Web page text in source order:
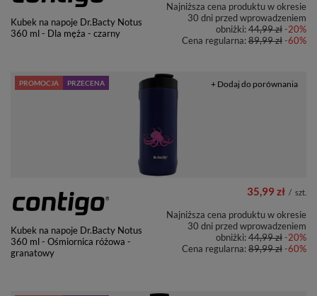
Kubek na napoje Dr.Bacty Notus
360 ml - Dla męża - czarny
Najniższa cena produktu w okresie
30 dni przed wprowadzeniem
obniżki:44,99 zł-20%
Cena regularna:89,99 zł-60%
PROMOCJA PRZECENA
Kubek na napoje Dr.Bacty Notus
360 ml - Ośmiornica różowa -
granatowy
35,99 zł / szt.
Najniższa cena produktu w okresie
30 dni przed wprowadzeniem
obniżki:44,99 zł-20%
Cena regularna:89,99 zł-60%
+ Dodaj do porównania